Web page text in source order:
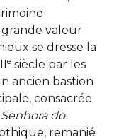
grande valeur
se dresse la
e siècle par les
ancien bastion
consacrée
do
remanié